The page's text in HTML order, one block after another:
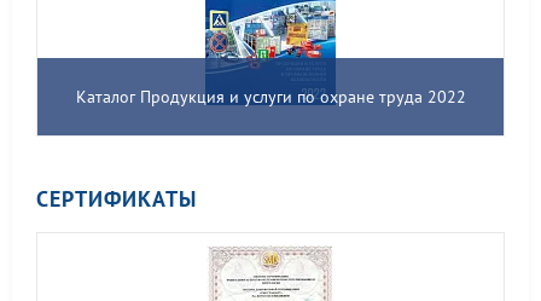
Каталог Продукция и услуги по охране труда 2022
СЕРТИФИКАТЫ